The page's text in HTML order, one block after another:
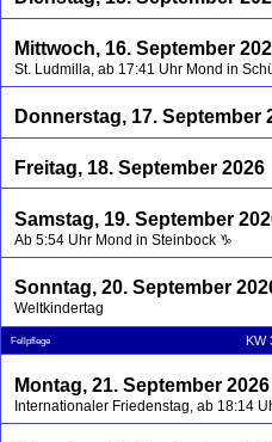
Mittwoch, 16. September
St. Ludmilla, ab 17:41 Uhr Mond in
Donnerstag, 17. September
Freitag, 18. September 2026
Samstag, 19. September
Ab 5:54 Uhr Mond in Steinbock ♑
Sonntag, 20. September
Weltkindertag
Fellpflege KW
Montag, 21. September 2026
Internationaler Friedenstag, ab 18:14